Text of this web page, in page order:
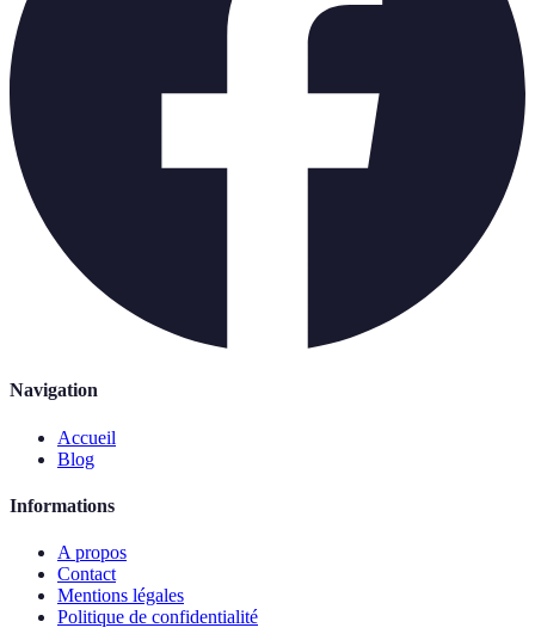
Navigation
Accueil
Blog
Informations
A propos
Contact
Mentions légales
Politique de confidentialité